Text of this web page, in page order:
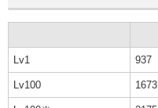
Lv1 937
Lv100 1673